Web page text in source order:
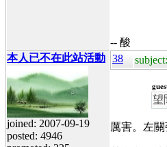
-- 酸
本人已不在此站活動
joined: 2007-09-19
posted: 4946
38 subject:
望
厲害。左